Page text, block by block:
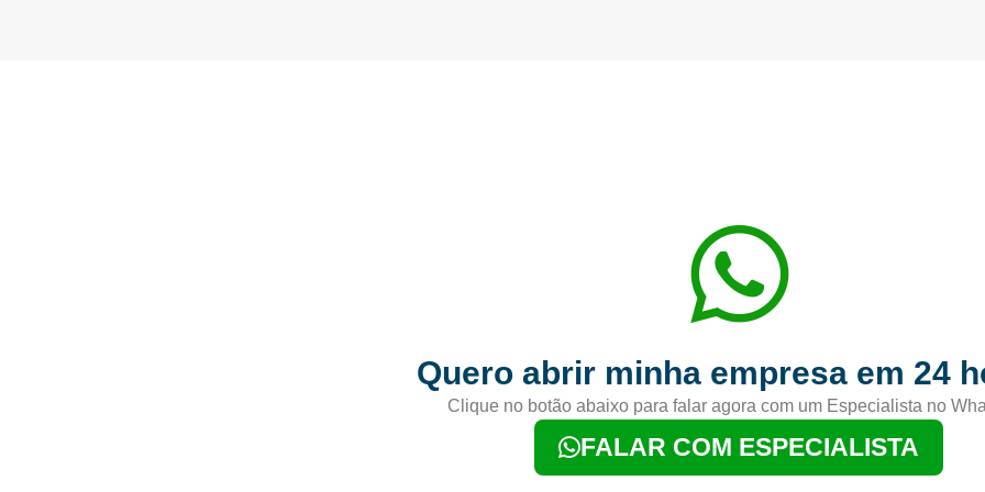
Quero abrir minha empresa em 24
Clique no botão abaixo para falar agora com um Especialista no
FALAR COM ESPECIALISTA